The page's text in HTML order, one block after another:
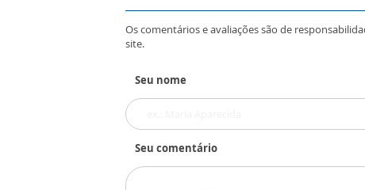
Os comentários e avaliações são de
site.
Seu nome
Seu comentário